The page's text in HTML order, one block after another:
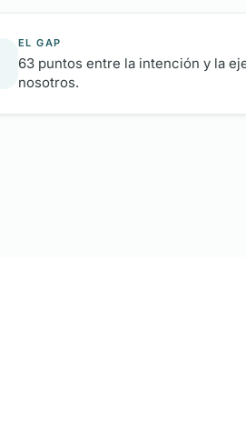
EL GAP
63 puntos entre la intención y la
nosotros.